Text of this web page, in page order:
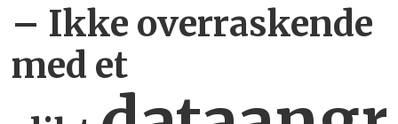
– Ikke overraskende
med et